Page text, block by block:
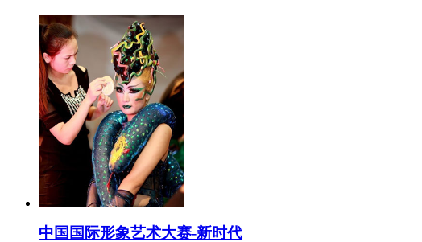
中国国际形象艺术大赛-新时代